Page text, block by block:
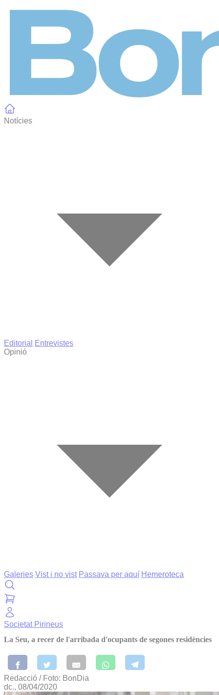
Notícies
Editorial
Entrevistes
Opinió
Galeries Vist i no vist Passava per aquí Hemeroteca
Societat Pirineus
La Seu, a recer de l'arribada d'ocupants de segones residències
Redacció / Foto: BonDia
dc., 08/04/2020